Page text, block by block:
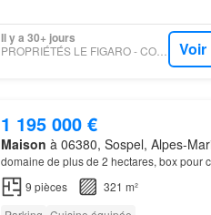
Il y a 30+ jours
PROPRIÉTÉS LE FIGARO - CONCEPT PATRIMOINE IMMOBILIER
1 195 000 €
Maison à 06380, Sospel, Alpes-
domaine de plus de 2 hectares, box pour
9 pièces
321 m²